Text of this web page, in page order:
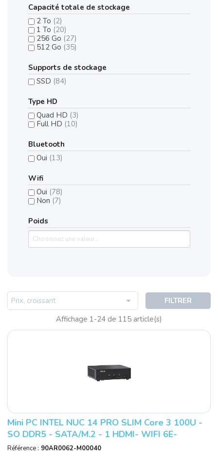
Capacité totale de stockage
2 To (2)
1 To (20)
256 Go (27)
512 Go (35)
Supports de stockage
SSD (84)
Type HD
Quad HD (3)
Full HD (10)
Bluetooth
Oui (13)
Wifi
Oui (78)
Non (7)
Poids
Prix, croissant 
FILTRER
Affichage 1-24 de 115 article(s)
Mini PC INTEL NUC 14 PRO SLIM Core 3 100U -
SO DDR5 - SATA/M.2 - 1 HDMI- WIFI 6E-
Bluetooth - RJ45 Ref : RNUC14RVKI3000
Référence : 90AR0062-M00040